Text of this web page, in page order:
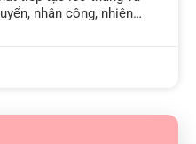
nhân công, nhiên